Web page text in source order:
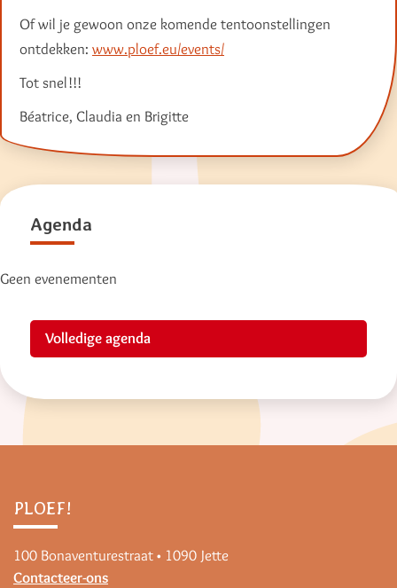
Of wil je gewoon onze komende tentoonstellingen
ontdekken: www.ploef.eu/events/
Tot snel!!!
Béatrice, Claudia en Brigitte
Agenda
Geen evenementen
Volledige agenda
PLOEF!
100 Bonaventurestraat • 1090 Jette
Contacteer-ons